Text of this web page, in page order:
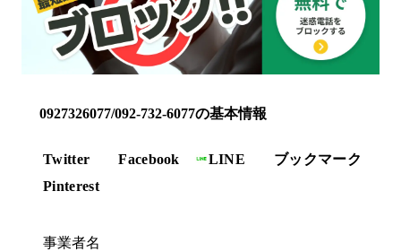
0927326077/092-732-6077の基本情報
Twitter Facebook LINE
ブックマーク
Pinterest
事業者名